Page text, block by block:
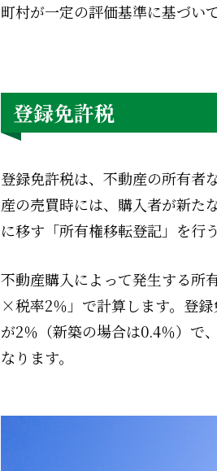
町村が一定の評価基準に基づい
登録免許税
登録免許税は、不動産の所有者
産の売買時には、購入者が新た
に移す「所有権移転登記」を行
不動産購入によって発生する所
×税率2％」で計算します。登
が2％（新築の場合は0.4％）で
なります。